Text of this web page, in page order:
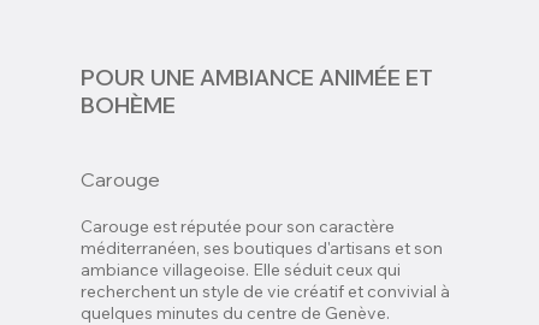
POUR UNE AMBIANCE ANIMÉE ET
BOHÈME
Carouge
Carouge est réputée pour son caractère
méditerranéen, ses boutiques d'artisans et son
ambiance villageoise. Elle séduit ceux qui
recherchent un style de vie créatif et convivial à
quelques minutes du centre de Genève.